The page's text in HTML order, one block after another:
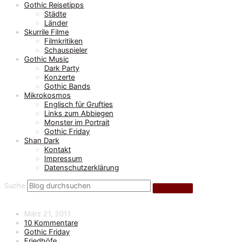
Gothic Reisetipps
Städte
Länder
Skurrile Filme
Filmkritiken
Schauspieler
Gothic Music
Dark Party
Konzerte
Gothic Bands
Mikrokosmos
Englisch für Grufties
Links zum Abbiegen
Monster im Portrait
Gothic Friday
Shan Dark
Kontakt
Impressum
Datenschutzerklärung
Suche
März 21, 2011
10 Kommentare
Gothic Friday